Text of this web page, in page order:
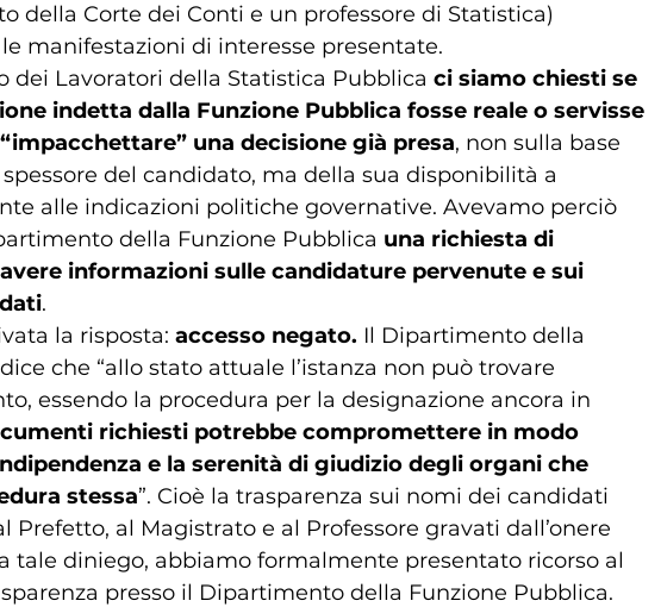
della Corte dei Conti e un professore di Statistica)
manifestazioni di interesse presentate.
dei Lavoratori della Statistica Pubblica ci siamo chiesti se
indetta dalla Funzione Pubblica fosse reale o servisse
una decisione già presa, non sulla base
del candidato, ma della sua disponibilità a
alle indicazioni politiche governative. Avevamo perciò
della Funzione Pubblica una richiesta di
informazioni sulle candidature pervenute e sui
.
la risposta: accesso negato. Il Dipartimento della
che “allo stato attuale l’istanza non può trovare
essendo la procedura per la designazione ancora in
richiesti potrebbe compromettere in modo
e la serenità di giudizio degli organi che
stessa”. Cioè la trasparenza sui nomi dei candidati
Prefetto, al Magistrato e al Professore gravati dall’onere
tale diniego, abbiamo formalmente presentato ricorso al
presso il Dipartimento della Funzione Pubblica.